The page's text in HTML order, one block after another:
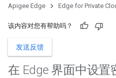
Apigee Edge Edge for Private
该内容对您有帮助吗？
发送反馈
在 Edge 界面中设置